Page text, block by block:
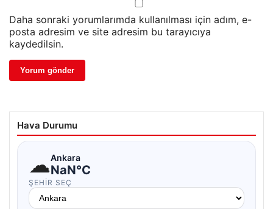
Daha sonraki yorumlarımda kullanılması için adım, e-
posta adresim ve site adresim bu tarayıcıya
kaydedilsin.
Hava Durumu
☁Ankara
NaN°C
ŞEHIR SEÇ